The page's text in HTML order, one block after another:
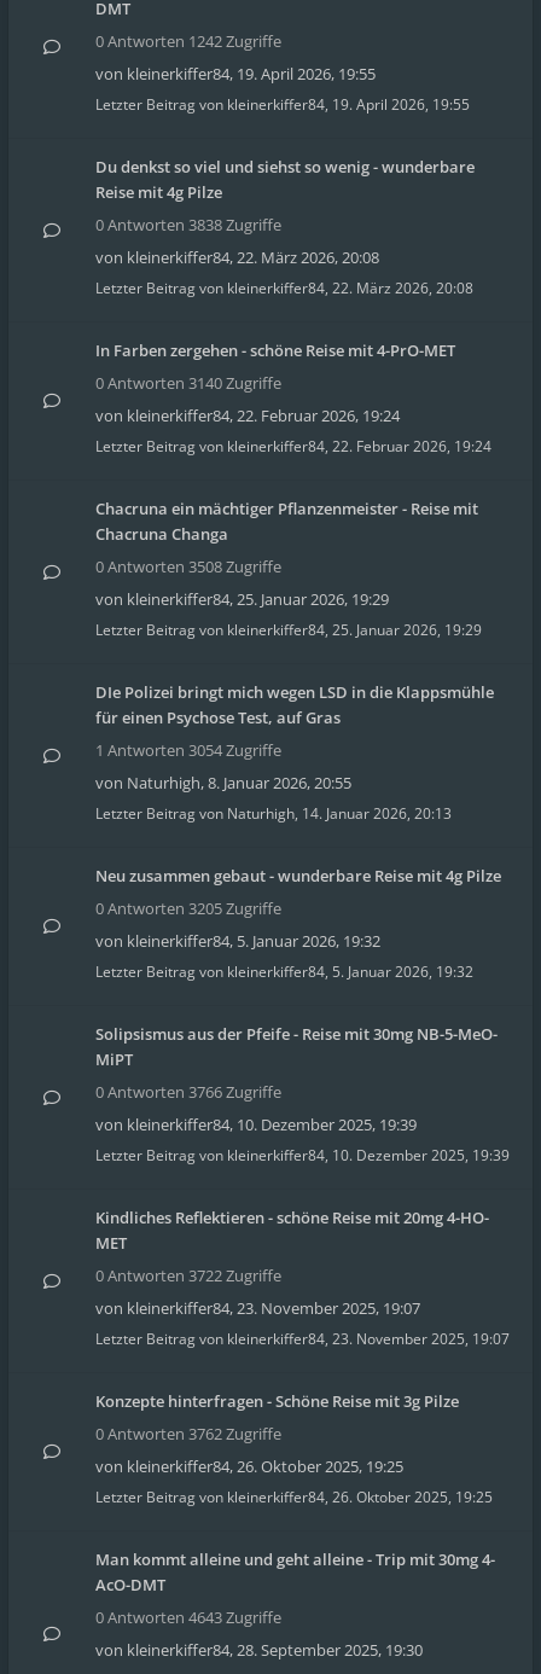
DMT
0 Antworten 1242 Zugriffe
von kleinerkiffer84, 19. April 2026, 19:55
Letzter Beitrag von kleinerkiffer84, 19. April 2026, 19:55
Du denkst so viel und siehst so wenig - wunderbare
Reise mit 4g Pilze
0 Antworten 3838 Zugriffe
von kleinerkiffer84,22. März 2026, 20:08
Letzter Beitrag von kleinerkiffer84, 22. März 2026, 20:08
In Farben zergehen - schöne Reise mit 4-PrO-MET
0 Antworten 3140 Zugriffe
von kleinerkiffer84,22. Februar 2026, 19:24
Letzter Beitrag von kleinerkiffer84, 22. Februar 2026, 19:24
Chacruna ein mächtiger Pflanzenmeister - Reise mit
Chacruna Changa
0 Antworten 3508 Zugriffe
von kleinerkiffer84,25. Januar 2026, 19:29
Letzter Beitrag von kleinerkiffer84, 25. Januar 2026, 19:29
DIe Polizei bringt mich wegen LSD in die Klappsmühle
für einen Psychose Test, auf Gras
1 Antworten 3054 Zugriffe
von Naturhigh,8. Januar 2026, 20:55
Letzter Beitrag von Naturhigh, 14. Januar 2026, 20:13
Neu zusammen gebaut - wunderbare Reise mit 4g Pilze
0 Antworten 3205 Zugriffe
von kleinerkiffer84, 5. Januar 2026, 19:32
Letzter Beitrag von kleinerkiffer84, 5. Januar 2026, 19:32
Solipsismus aus der Pfeife - Reise mit 30mg NB-5-MeO-
MiPT
0 Antworten 3766 Zugriffe
von kleinerkiffer84, 10. Dezember 2025, 19:39
Letzter Beitrag von kleinerkiffer84, 10. Dezember 2025, 19:39
Kindliches Reflektieren - schöne Reise mit 20mg 4-HO-
MET
0 Antworten 3722 Zugriffe
von kleinerkiffer84,23. November 2025, 19:07
Letzter Beitrag von kleinerkiffer84, 23. November 2025, 19:07
Konzepte hinterfragen - Schöne Reise mit 3g Pilze
0 Antworten 3762 Zugriffe
von kleinerkiffer84,26. Oktober 2025, 19:25
Letzter Beitrag von kleinerkiffer84, 26. Oktober 2025, 19:25
Man kommt alleine und geht alleine - Trip mit 30mg 4-
AcO-DMT
0 Antworten 4643 Zugriffe
von kleinerkiffer84,28. September 2025, 19:30